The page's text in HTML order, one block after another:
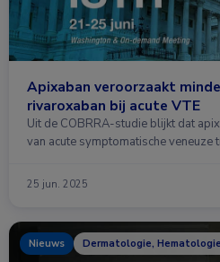
Apixaban veroorzaakt
rivaroxaban bij acute VTE
Uit de COBRRA-studie blijkt dat
van acute symptomatische veneuze
25 jun. 2025
Nieuws Dermatologie, Hematologie